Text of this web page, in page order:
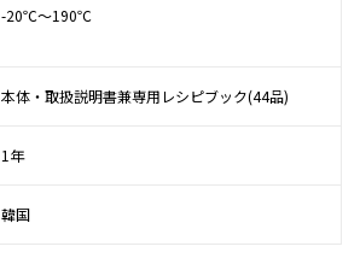
-20℃〜190℃
本体・取扱説明書兼専用レシピブック(44品)
1年
韓国